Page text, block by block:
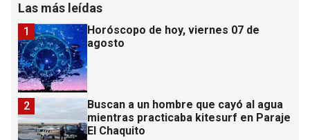
Las más leídas
Horóscopo de hoy, viernes 07 de
agosto
1
Buscan a un hombre que cayó al agua
mientras practicaba kitesurf en Paraje
El Chaquito
2